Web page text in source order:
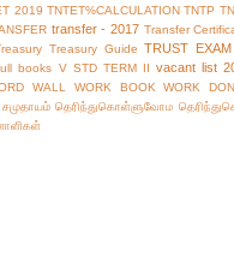
2019 TNTET%CALCULATION TNTP
transfer - 2017 Transfer
Treasury Guide TRUST EXAM
books V STD TERM II vacant list
WALL WORK BOOK WORK
தெரிந்துகொள்ளுவோம